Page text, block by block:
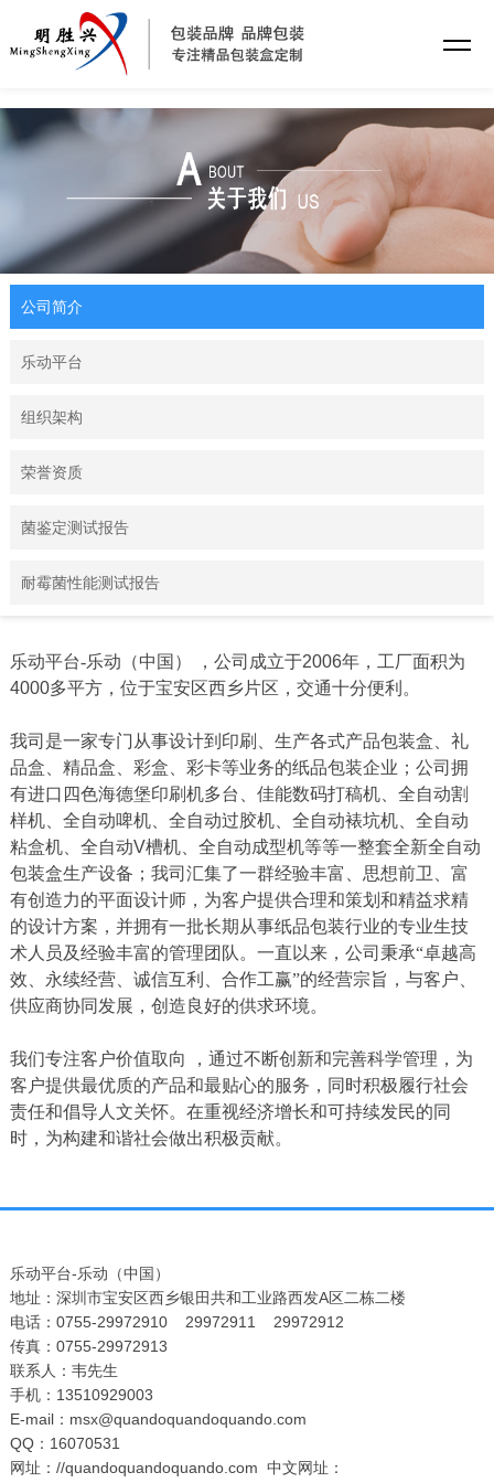
公司简介
乐动平台
组织架构
荣誉资质
菌鉴定测试报告
耐霉菌性能测试报告
乐动平台-乐动（中国） ，公司成立于2006年，工厂面积为
4000多平方，位于宝安区西乡片区，交通十分便利。
我司是一家专门从事设计到印刷、生产各式产品包装盒、礼
品盒、精品盒、彩盒、彩卡等业务的纸品包装企业；公司拥
有进口四色海德堡印刷机多台、佳能数码打稿机、全自动割
样机、全自动啤机、全自动过胶机、全自动裱坑机、全自动
粘盒机、全自动V槽机、全自动成型机等等一整套全新全自动
包装盒生产设备；我司汇集了一群经验丰富、思想前卫、富
有创造力的平面设计师，为客户提供合理和策划和精益求精
的设计方案，并拥有一批长期从事纸品包装行业的专业生技
术人员及经验丰富的管理团队。一直以来，公司秉承“卓越高
效、永续经营、诚信互利、合作工赢”的经营宗旨，与客户、
供应商协同发展，创造良好的供求环境。
我们专注客户价值取向
，通过不断创新和完善科学管理，为
客户提供最优质的产品和最贴心的服务，同时积极履行社会
责任和倡导人文关怀。在重视经济增长和可持续发民的同
时，为构建和谐社会做出积极贡献。
乐动平台-乐动（中国）
地址：深圳市宝安区西乡银田共和工业路西发A区二栋二楼
电话：0755-29972910 29972911 29972912
传真：0755-29972913
联系人：韦先生
手机：13510929003
E-mail：msx@quandoquandoquando.com
QQ：16070531
网址： //quandoquandoquando.com 中文网址：